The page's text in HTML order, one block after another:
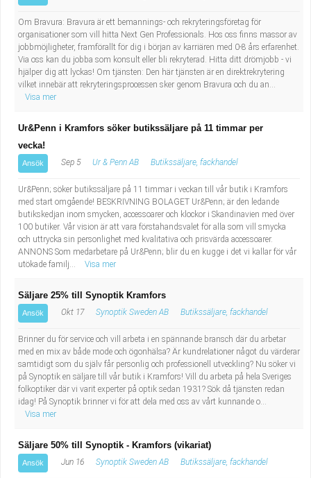
Om Bravura: Bravura är ett bemannings- och rekryteringsföretag för
organisationer som vill hitta Next Gen Professionals. Hos oss finns massor av
jobbmöjligheter, framförallt för dig i början av karriären med 0-8 års erfarenhet.
Via oss kan du jobba som konsult eller bli rekryterad. Hitta ditt drömjobb - vi
hjälper dig att lyckas! Om tjänsten: Den här tjänsten är en direktrekrytering
vilket innebär att rekryteringsprocessen sker genom Bravura och du an...
Visa mer
Ur&Penn i Kramfors söker butikssäljare på 11 timmar per
vecka!
Ansök Sep 5 Ur & Penn AB Butikssäljare, fackhandel
Ur&Penn; söker butikssäljare på 11 timmar i veckan till vår butik i Kramfors
med start omgående! BESKRIVNING BOLAGET Ur&Penn; är den ledande
butikskedjan inom smycken, accessoarer och klockor i Skandinavien med över
100 butiker. Vår vision är att vara förstahandsvalet för alla som vill smycka
och uttrycka sin personlighet med kvalitativa och prisvärda accessoarer.
ANNONS Som medarbetare på Ur&Penn; blir du en kugge i det vi kallar för vår
utökade familj...
Visa mer
Säljare 25% till Synoptik Kramfors
Ansök Okt 17 Synoptik Sweden AB Butikssäljare, fackhandel
Brinner du för service och vill arbeta i en spännande bransch där du arbetar
med en mix av både mode och ögonhälsa? Är kundrelationer något du värderar
samtidigt som du själv får personlig och professionell utveckling? Nu söker vi
på Synoptik en säljare till vår butik i Kramfors! Vill du arbeta på hela Sveriges
folkoptiker där vi varit experter på optik sedan 1931? Sök då tjänsten redan
idag! På Synoptik brinner vi för att dela med oss av vårt kunnande o...
Visa mer
Säljare 50% till Synoptik - Kramfors (vikariat)
Ansök Jun 16 Synoptik Sweden AB Butikssäljare, fackhandel